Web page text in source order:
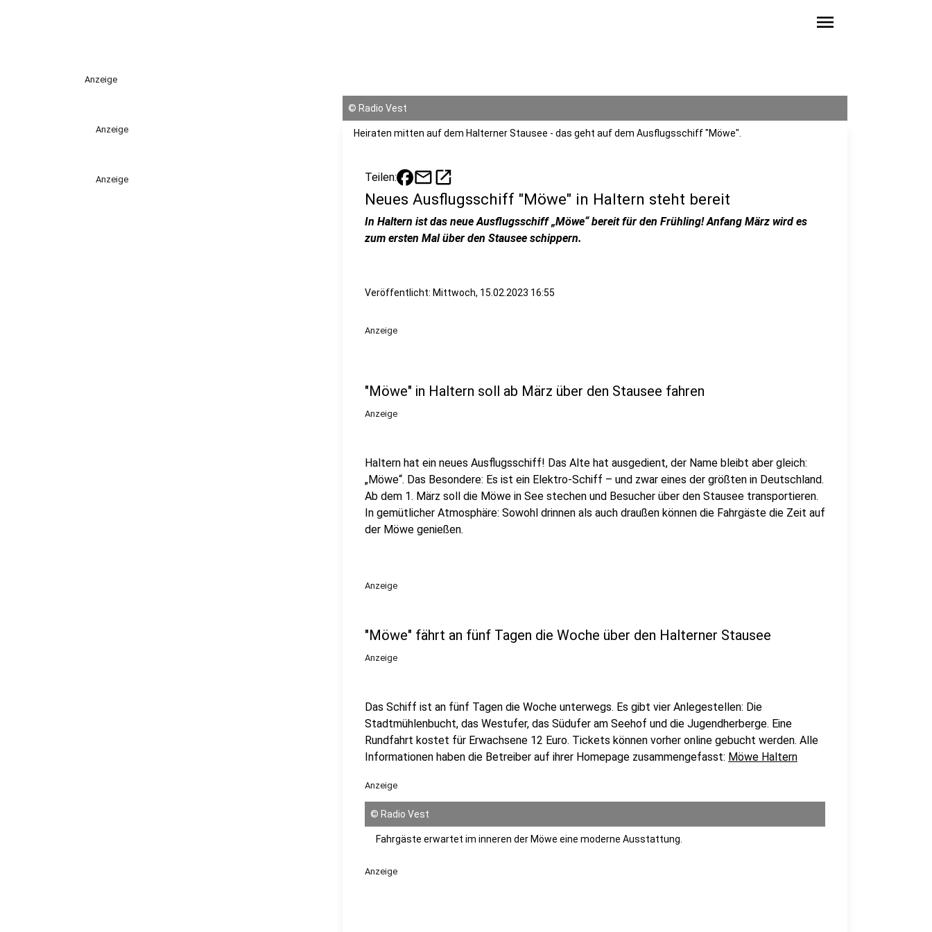
menu
Anzeige
Anzeige
Anzeige
© Radio Vest
Heiraten mitten auf dem Halterner Stausee - das geht auf dem Ausflugsschiff "Möwe".
Teilen: mailopen_in_new
Neues Ausflugsschiff "Möwe" in Haltern steht bereit
In Haltern ist das neue Ausflugsschiff „Möwe“ bereit für den Frühling! Anfang März wird es
zum ersten Mal über den Stausee schippern.
Veröffentlicht: Mittwoch, 15.02.2023 16:55
Anzeige
"Möwe" in Haltern soll ab März über den Stausee fahren
Anzeige
Haltern hat ein neues Ausflugsschiff! Das Alte hat ausgedient, der Name bleibt aber gleich:
„Möwe“. Das Besondere: Es ist ein Elektro-Schiff – und zwar eines der größten in Deutschland.
Ab dem 1. März soll die Möwe in See stechen und Besucher über den Stausee transportieren.
In gemütlicher Atmosphäre: Sowohl drinnen als auch draußen können die Fahrgäste die Zeit auf
der Möwe genießen.
Anzeige
"Möwe" fährt an fünf Tagen die Woche über den Halterner Stausee
Anzeige
Das Schiff ist an fünf Tagen die Woche unterwegs. Es gibt vier Anlegestellen: Die
Stadtmühlenbucht, das Westufer, das Südufer am Seehof und die Jugendherberge. Eine
Rundfahrt kostet für Erwachsene 12 Euro. Tickets können vorher online gebucht werden. Alle
Informationen haben die Betreiber auf ihrer Homepage zusammengefasst: Möwe Haltern
Anzeige
© Radio Vest
Fahrgäste erwartet im inneren der Möwe eine moderne Ausstattung.
Anzeige